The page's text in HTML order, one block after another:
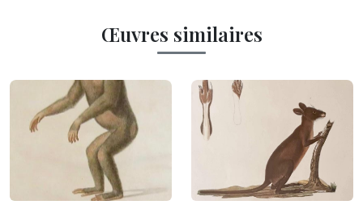
Œuvres similaires